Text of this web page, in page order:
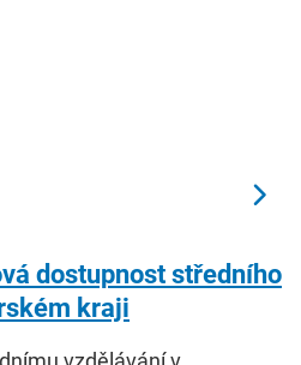
dostupnost středního
kraji